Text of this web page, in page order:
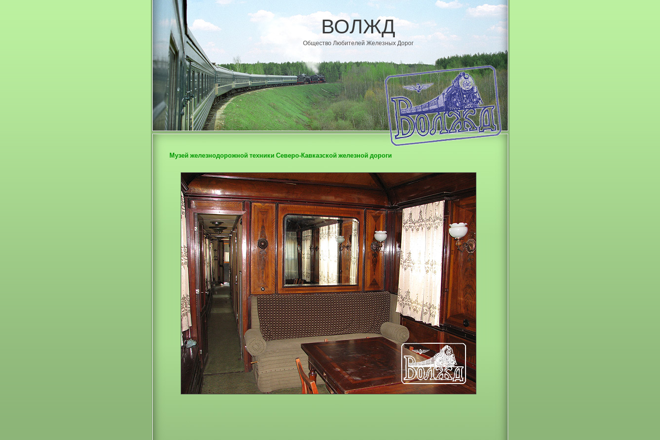
ВОЛЖД
Общество Любителей Железных Дорог
Музей железнодорожной техники Северо-Кавказской железной дороги